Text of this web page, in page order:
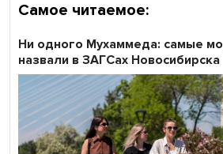
Самое читаемое:
Ни одного Мухаммеда: самые
назвали в ЗАГСах Новосибирска